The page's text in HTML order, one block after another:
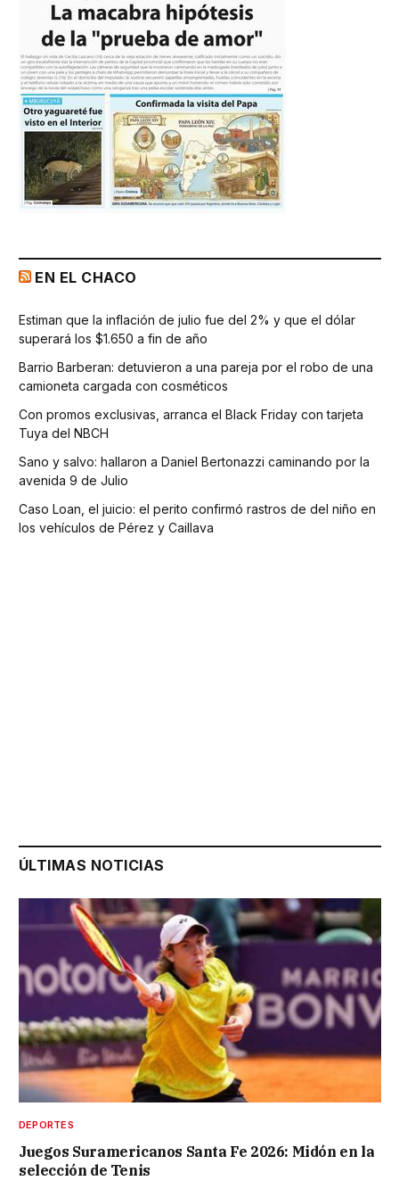
EN EL CHACO
Estiman que la inflación de julio fue del 2% y que el dólar
superará los $1.650 a fin de año
Barrio Barberan: detuvieron a una pareja por el robo de una
camioneta cargada con cosméticos
Con promos exclusivas, arranca el Black Friday con tarjeta
Tuya del NBCH
Sano y salvo: hallaron a Daniel Bertonazzi caminando por la
avenida 9 de Julio
Caso Loan, el juicio: el perito confirmó rastros de del niño en
los vehículos de Pérez y Caillava
ÚLTIMAS NOTICIAS
DEPORTES
Juegos Suramericanos Santa Fe 2026: Midón en la
selección de Tenis